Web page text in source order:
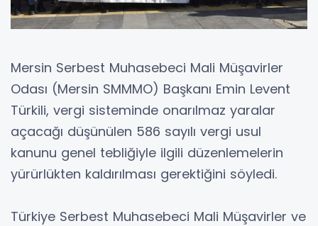
Mersin Serbest Muhasebeci Mali Müşavirler
Odası (Mersin SMMMO) Başkanı Emin Levent
Türkili, vergi sisteminde onarılmaz yaralar
açacağı düşünülen 586 sayılı vergi usul
kanunu genel tebliğiyle ilgili düzenlemelerin
yürürlükten kaldırılması gerektiğini söyledi.
Türkiye Serbest Muhasebeci Mali Müşavirler ve